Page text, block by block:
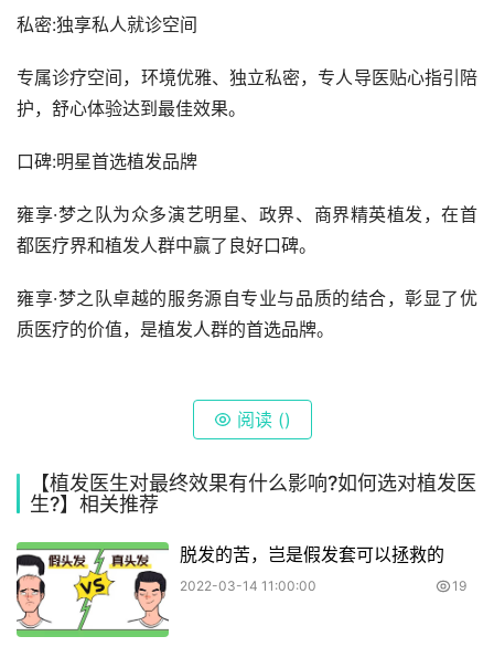
私密:独享私人就诊空间
专属诊疗空间，环境优雅、独立私密，专人导医贴心指引陪
护，舒心体验达到最佳效果。
口碑:明星首选植发品牌
雍享·梦之队为众多演艺明星、政界、商界精英植发，在首
都医疗界和植发人群中赢了良好口碑。
雍享·梦之队卓越的服务源自专业与品质的结合，彰显了优
质医疗的价值，是植发人群的首选品牌。
阅读 ()
【植发医生对最终效果有什么影响?如何选对植发医
生?】相关推荐
脱发的苦，岂是假发套可以拯救的
2022-03-14 11:00:00 19